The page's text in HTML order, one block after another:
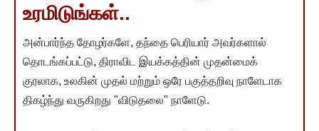
உரமிடுங்கள்..
அன்பார்ந்த தோழர்களே, தந்தை பெரியார் அவர்களால்
தொடங்கப்பட்டு, திராவிட இயக்கத்தின் முதன்மைக்
குரலாக, உலகின் முதல் மற்றும் ஒரே பகுத்தறிவு நாளேடாக
திகழ்ந்து வருகிறது "விடுதலை" நாளேடு.